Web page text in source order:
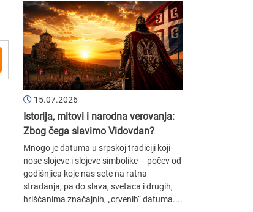
15.07.2026
Istorija, mitovi i narodna verovanja:
Zbog čega slavimo Vidovdan?
Mnogo je datuma u srpskoj tradiciji koji
nose slojeve i slojeve simbolike – počev od
godišnjica koje nas sete na ratna
stradanja, pa do slava, svetaca i drugih,
hrišćanima značajnih, „crvenih“ datuma....